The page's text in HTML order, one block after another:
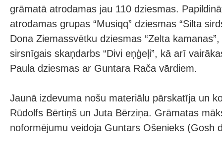
grāmatā atrodamas jau 110 dziesmas.
atrodamas grupas “Musiqq” dziesmas “Silta
Dona Ziemassvētku dziesmas “Zelta
sirsnīgais skaņdarbs “Divi eņģeļi”, kā arī
Paula dziesmas ar Guntara Rača vārdiem.
Jaunā izdevuma nošu materiālu pārskatīja un
Rūdolfs Bērtiņš un Juta Bērziņa. Grāmatas
noformējumu veidoja Guntars Ošenieks (Gosh